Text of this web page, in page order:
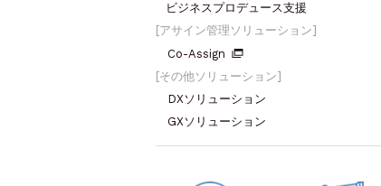
ビジネスプロデュース支援
アサイン管理ソリューション
Co-Assign
その他ソリューション
DXソリューション
GXソリューション